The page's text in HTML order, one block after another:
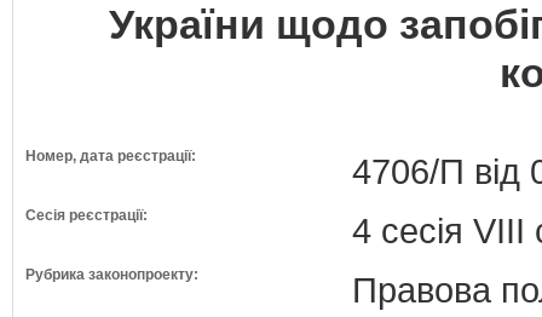
України щодо
Номер, дата реєстрації: 4706/П від
Сесія реєстрації: 4 сесія VIII
Рубрика законопроекту: Правова